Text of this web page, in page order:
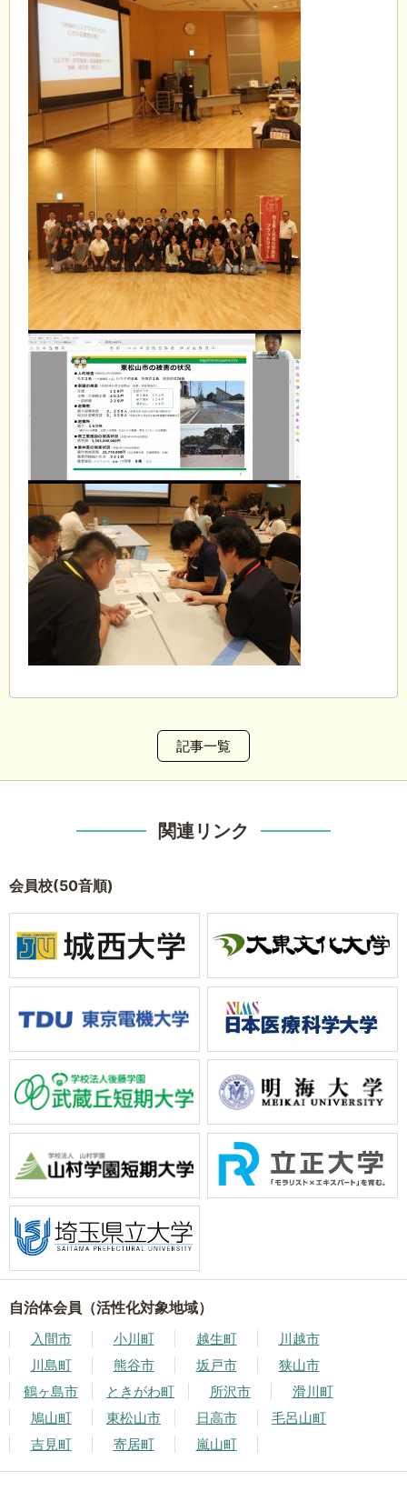
記事一覧
関連リンク
会員校(50音順)
自治体会員（活性化対象地域）
入間市 小川町 越生町
川越市
川島町
熊谷市 坂戸市
狭山市
鶴ヶ島市
ときがわ町 所沢市
滑川町
鳩山町
東松山市 日高市
毛呂山町
吉見町
寄居町 嵐山町